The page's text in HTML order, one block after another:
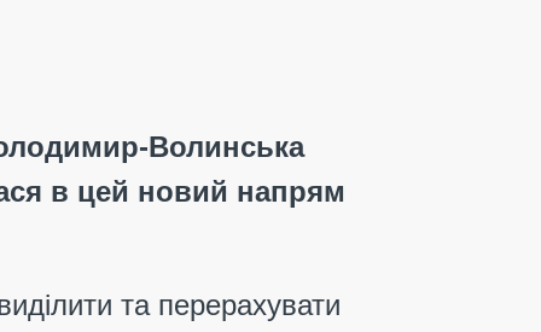
Волинська
в цей новий напрям
та перерахувати